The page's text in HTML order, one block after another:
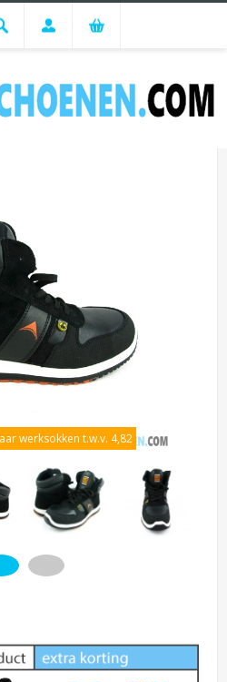
Horeca branche
Jumper Hoog S3 SRC ESD
werksokken t.w.v. 4,82